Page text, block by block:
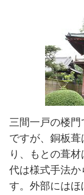
三間一戸の楼
ですが、銅板
り、もとの葺
代は様式手法か
す。外部にはほ